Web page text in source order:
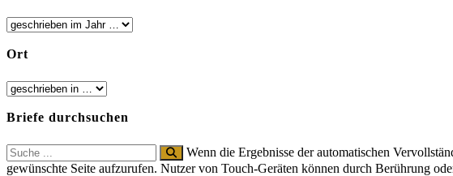
Ort
Briefe durchsuchen
Search
for:
Wenn die Ergebnisse der automatischen
gewünschte Seite aufzurufen. Nutzer von Touch-Geräten können durch Berührung